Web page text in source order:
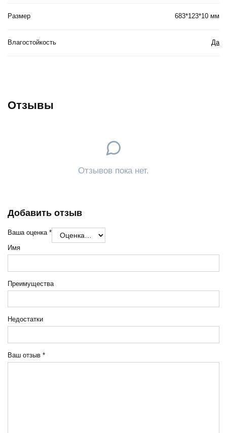
Размер 683*123*10 мм
Влагостойкость Да
Отзывы
Отзывов пока нет.
Добавить отзыв
Ваша оценка *
Ваш отзыв *
Имя
Преимущества
Недостатки